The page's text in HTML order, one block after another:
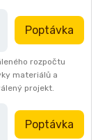
Poptávka
rozpočtu
materiálů a
projekt.
Poptávka